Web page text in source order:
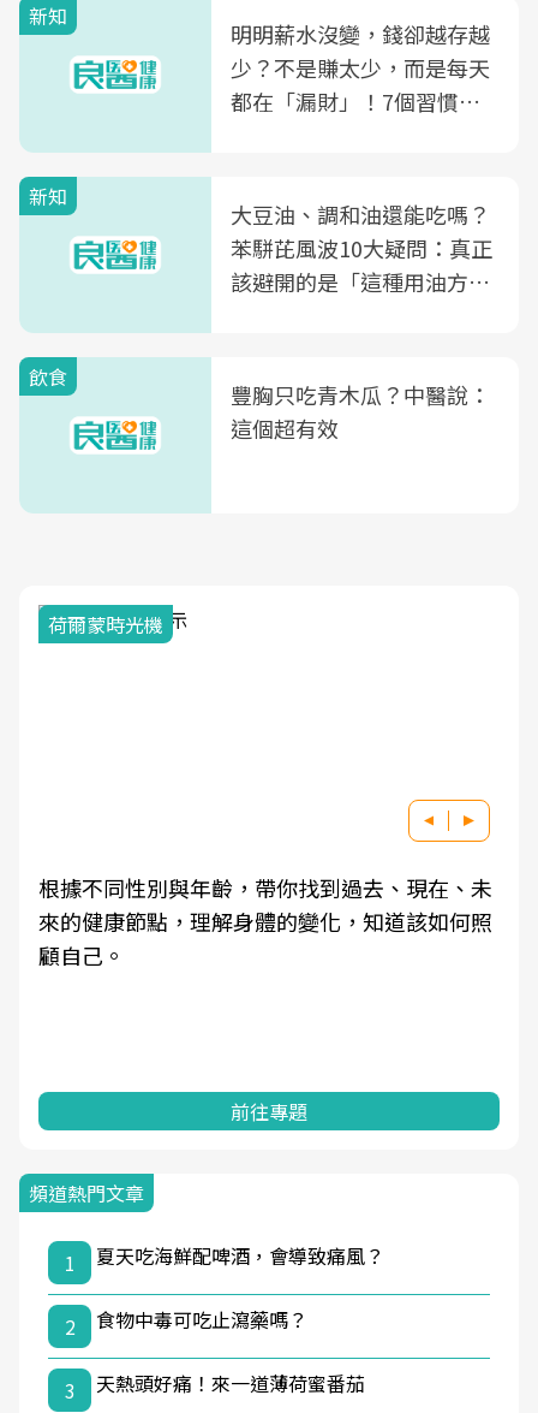
新知
明明薪水沒變，錢卻越存越
少？不是賺太少，而是每天
都在「漏財」！7個習慣一
新知
大豆油、調和油還能吃嗎？
苯駢芘風波10大疑問：真正
該避開的是「這種用油方
飲食
豐胸只吃青木瓜？中醫說：
這個超有效
荷爾蒙時光機
根據不同性別與年齡，帶你找到過去、現在、未
來的健康節點，理解身體的變化，知道該如何照
顧自己。
前往專題
頻道熱門文章
1 夏天吃海鮮配啤酒，會導致痛風？
2 食物中毒可吃止瀉藥嗎？
3 天熱頭好痛！來一道薄荷蜜番茄